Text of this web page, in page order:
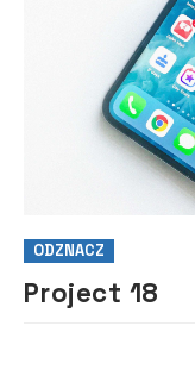
ODZNACZ
Project 18